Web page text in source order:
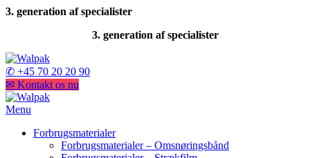
3. generation af specialister
3. generation af specialister
✆ +45 70 20 20 90
✉ Kontakt os nu
Menu
Forbrugsmaterialer
Forbrugsmaterialer – Omsnøringsbånd